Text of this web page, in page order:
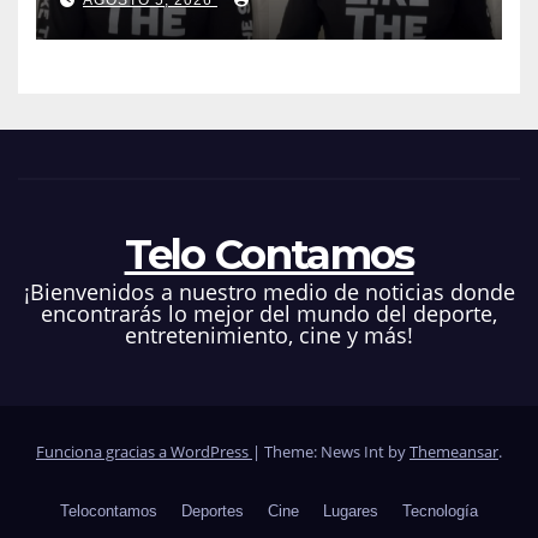
que hacen en su contra es
ilegal en EEUU
Telo Contamos
¡Bienvenidos a nuestro medio de noticias donde
encontrarás lo mejor del mundo del deporte,
entretenimiento, cine y más!
Funciona gracias a WordPress | Theme: News Int byThemeansar.
Telocontamos Deportes Cine Lugares Tecnología